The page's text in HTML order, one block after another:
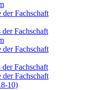
Fachschaft
der Fachschaft
Fachschaft
der Fachschaft
Fachschaft
10)